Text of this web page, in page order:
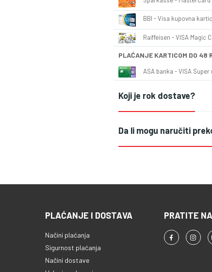
BBI - Visa kupovna
Raiffeisen - VISA Magic
PLAĆANJE KARTICOM DO 48
ASA banka - VISA
Koji je rok dostave?
Da li mogu naručiti
PLAĆANJE I DOSTAVA
Načini plaćanja
Sigurnost plaćanja
Načini dostave
PRATITE